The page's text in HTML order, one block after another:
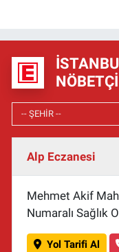
Alp Eczanesi
Mehmet Akif
Numaralı Sağlık
Yol Tarifi Al